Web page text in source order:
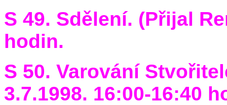
S 49. Sdělení. (Přijal
hodin.
S 50. Varování
3.7.1998. 16:00-16:40